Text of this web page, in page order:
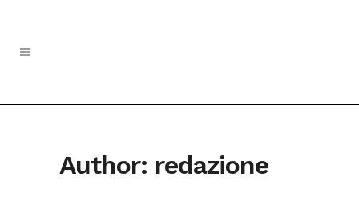
Author: redazione